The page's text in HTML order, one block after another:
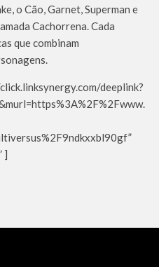
o Cão, Garnet, Superman e
Cachorrena. Cada
que combinam
deeplink?
]